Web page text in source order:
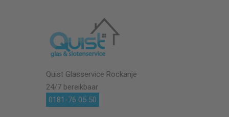
Quist Glasservice Rockanje
24/7 bereikbaar
0181-76 05 50